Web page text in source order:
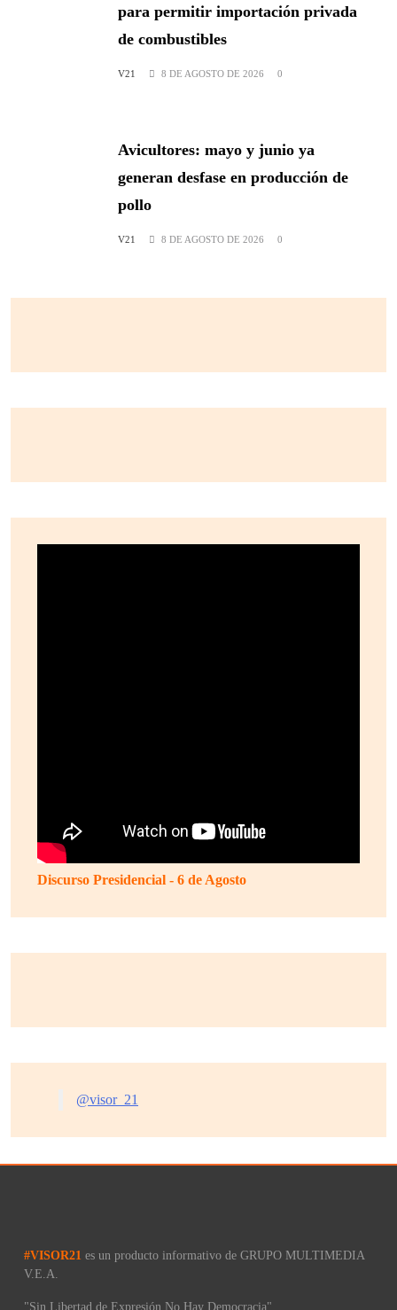
para permitir importación privada
de combustibles
V21 8 DE AGOSTO DE 2026 0
Avicultores: mayo y junio ya
generan desfase en producción de
pollo
V21 8 DE AGOSTO DE 2026 0
Discurso Presidencial - 6 de Agosto
@visor_21
#VISOR21 es un producto informativo de GRUPO MULTIMEDIA
V.E.A.
"Sin Libertad de Expresión No Hay Democracia"